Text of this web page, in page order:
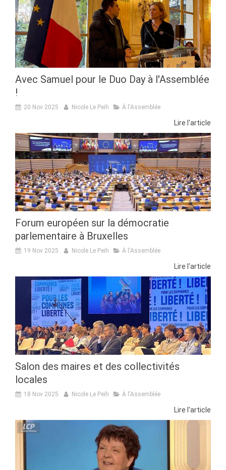
Avec Samuel pour le Duo Day à l'Assemblée
!
20 Nov 2025 Nicole Le Peih À l'Assemblée
Lire l'article
Forum européen sur la démocratie
parlementaire à Bruxelles
19 Nov 2025 Nicole Le Peih À l'Assemblée
Lire l'article
Salon des maires et des collectivités
locales
18 Nov 2025 Nicole Le Peih À l'Assemblée
Lire l'article